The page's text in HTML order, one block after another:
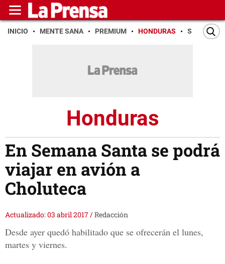
INICIO MENTE SANA PREMIUM HONDURAS SAN PEDRO
Honduras
En Semana Santa se podrá
viajar en avión a
Choluteca
Actualizado: 03 abril 2017/Redacción
Desde ayer quedó habilitado que se ofrecerán el lunes,
martes y viernes.